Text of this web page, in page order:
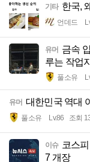
기타 한국,
언데드
유머 금속
루는 작업
풀소유
유머 대한민국 역대
풀소유 Lv.86 조회
이슈 코스
7 개장